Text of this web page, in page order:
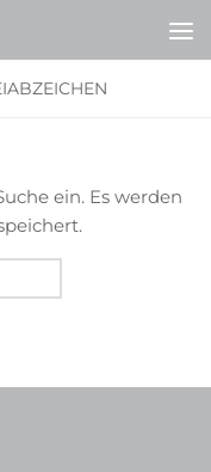
ein. Es werden